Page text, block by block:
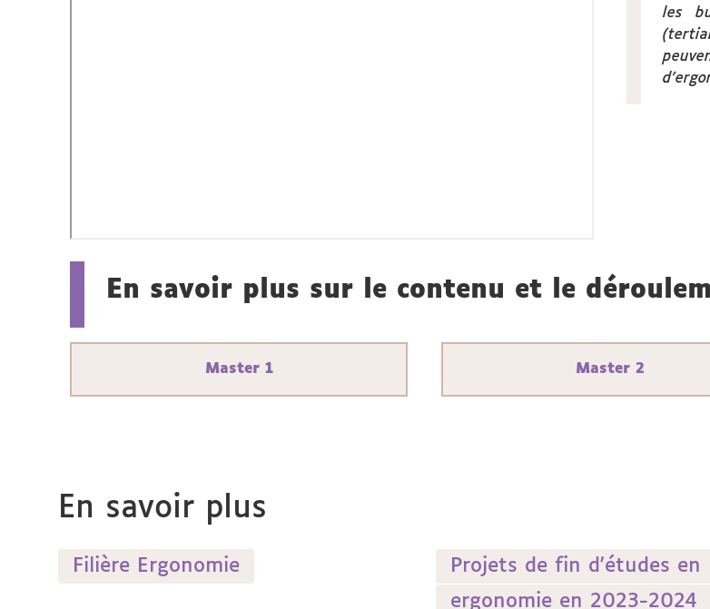
les
En savoir plus sur le contenu et le
Master 1 Master 2
En savoir plus
Filière Ergonomie
Projets de fin d'études en
ergonomie en 2023-2024